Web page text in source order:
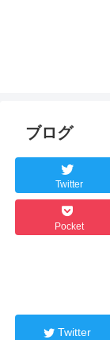
ブログ
Twitter
Pocket
Twitter